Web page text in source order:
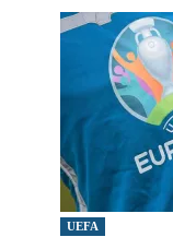
sobre
Regresó
la
selección
UEFA